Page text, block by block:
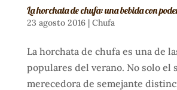
La horchata de chufa: una bebida con
23 agosto 2016| Chufa
La horchata de chufa es una de
populares del verano. No solo el
merecedora de semejante